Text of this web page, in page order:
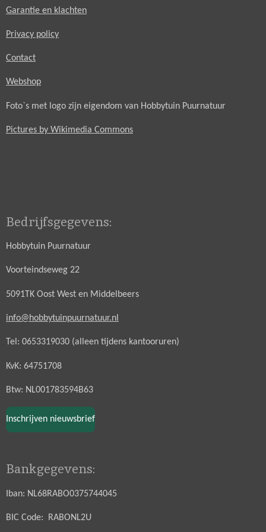
Garantie en klachten
Privacy policy
Contact
Webshop
Foto`s met logo zijn eigendom van Hobbytuin Puurnatuur
Pictures by Wikimedia Commons
Bedrijfsgegevens:
Hobbytuin Puurnatuur
Voorteindseweg 22
5091TK Oost West en Middelbeers
info@hobbytuinpuurnatuur.nl
Tel: 0653319030 (alleen tijdens kantooruren)
KvK: 64751708
Btw: NL001783594B63
Inschrijven nieuwsbrief
Bankgegevens:
Iban: NL68RABO0375744045
BIC Code: RABONL2U